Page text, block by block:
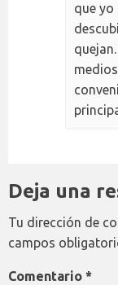
que yo
Deja una
Tu dirección de
campos
Comentario *